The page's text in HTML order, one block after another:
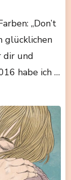
„Don’t
glücklichen
dir und
habe ich …